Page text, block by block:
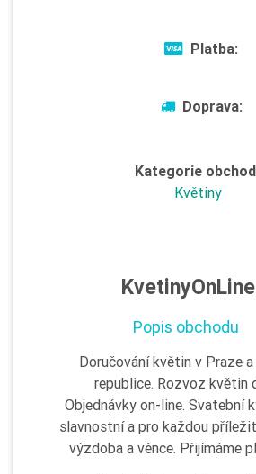
Platba:
Doprava:
Kategorie
Květiny
Popis obchodu
Doručování květin v Praze a
republice. Rozvoz květin
Objednávky on-line. Svatební
slavnostní a pro každou
výzdoba a věnce. Přijímáme